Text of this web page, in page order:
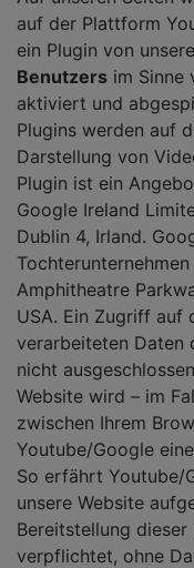
auf der Plattform
ein Plugin von
Benutzers im Sinne
aktiviert und
Plugins werden auf
Darstellung von
Plugin ist ein
Google Ireland
Dublin 4, Irland.
Amphitheatre
USA. Ein Zugriff auf
verarbeiteten Daten
nicht
Website wird – im
zwischen Ihrem
Youtube/Google
So erfährt Youtube/
unsere Website
Bereitstellung
verpflichtet, ohne